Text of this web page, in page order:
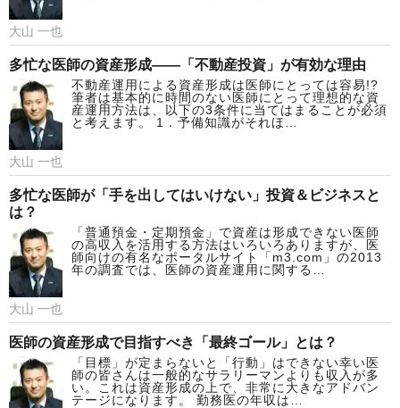
大山 一也
多忙な医師の資産形成――「不動産投資」が有効な理由
不動産運用による資産形成は医師にとっては容易!?
筆者は基本的に時間のない医師にとって理想的な資
産運用方法は、以下の3条件に当てはまることが必須
と考えます。 1．予備知識がそれほ…
大山 一也
多忙な医師が「手を出してはいけない」投資＆ビジネスと
は？
「普通預金・定期預金」で資産は形成できない医師
の高収入を活用する方法はいろいろありますが、医
師向けの有名なポータルサイト「m3.com」の2013
年の調査では、医師の資産運用に関する…
大山 一也
医師の資産形成で目指すべき「最終ゴール」とは？
「目標」が定まらないと「行動」はできない幸い医
師の皆さんは一般的なサラリーマンよりも収入が多
い。これは資産形成の上で、非常に大きなアドバン
テージになります。 勤務医の年収は…